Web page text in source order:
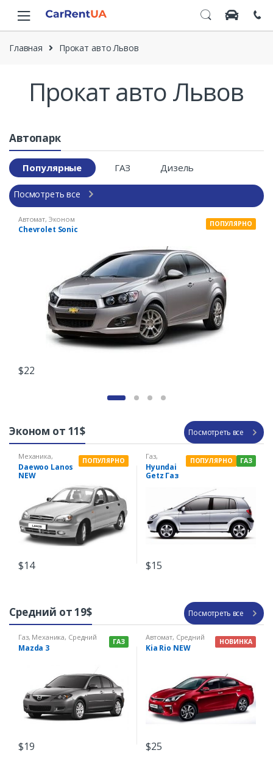
Skip to navigation
Skip to content
Главная Прокат авто Львов
Прокат авто Львов
Автопарк
Популярные ГАЗ Дизель
Посмотреть все
ПОПУЛЯРНО
Автомат, Эконом
Chevrolet Sonic
$22
Эконом от 11$ Посмотреть все
ПОПУЛЯРНО
Механика,
Эконом
Daewoo Lanos
NEW
$14
ГАЗ
ПОПУЛЯРНО
Газ,
Механика
Эконом
Hyundai
Getz Газ
$15
Средний от 19$ Посмотреть все
ГАЗ
Газ, Механика, Средний
Mazda 3
$19
НОВИНКА
Автомат, Средний
Kia Rio NEW
$25